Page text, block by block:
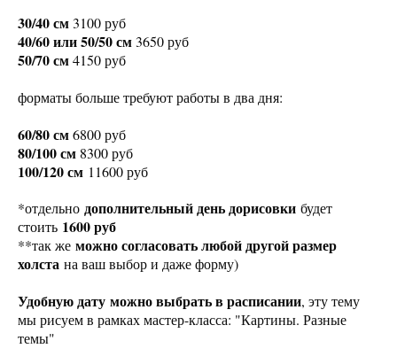
30/40 см3100 руб
40/60 или 50/50 см3650 руб
50/70 см4150 руб
форматы больше требуют работы в два дня:
60/80 см6800 руб
80/100 см 8300 руб
100/120 см 11600 руб
*отдельно дополнительный день дорисовки будет
стоить 1600 руб
**так же можно согласовать любой другой размер
холста на ваш выбор и даже форму)
Удобную дату можно выбрать в расписании, эту тему
мы рисуем в рамках мастер-класса: "Картины. Разные
темы"